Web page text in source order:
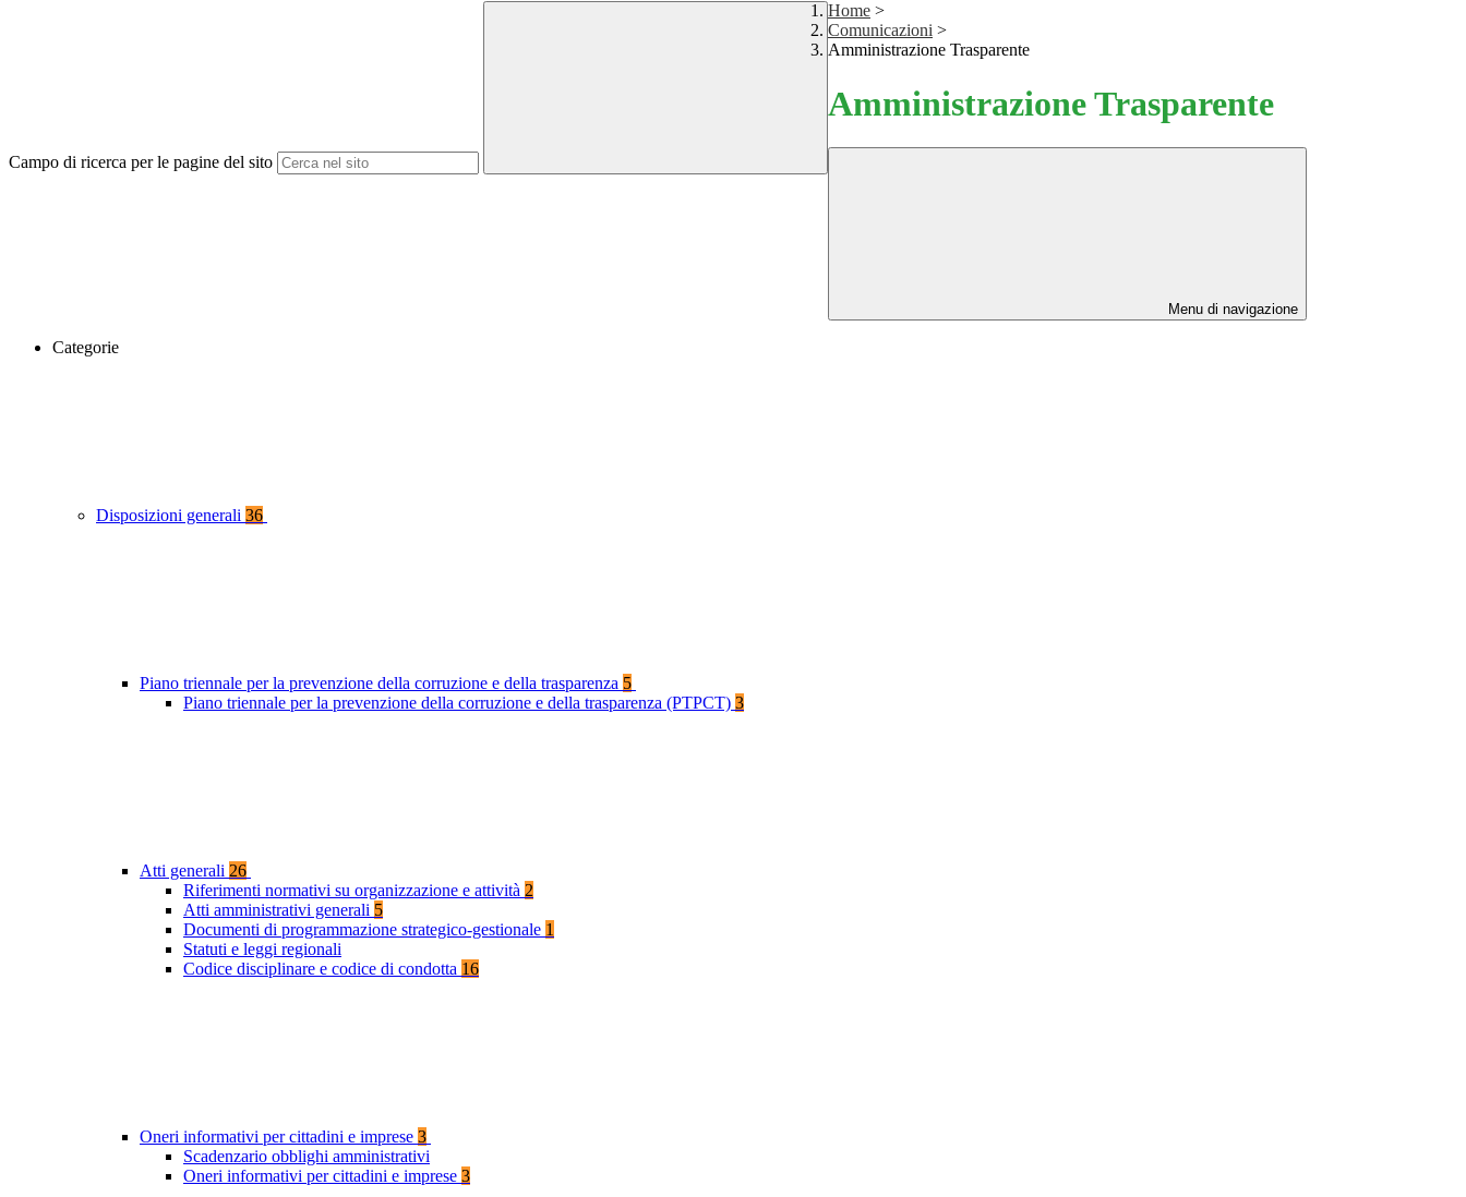
Campo di ricerca per le pagine del sito
Home >
Comunicazioni >
Amministrazione Trasparente
Amministrazione Trasparente
Menu di navigazione
Categorie
Disposizioni generali 36
Piano triennale per la prevenzione della corruzione e della trasparenza 5
Piano triennale per la prevenzione della corruzione e della trasparenza (PTPCT) 3
Atti generali 26
Riferimenti normativi su organizzazione e attività 2
Atti amministrativi generali 5
Documenti di programmazione strategico-gestionale 1
Statuti e leggi regionali
Codice disciplinare e codice di condotta 16
Oneri informativi per cittadini e imprese 3
Scadenzario obblighi amministrativi
Oneri informativi per cittadini e imprese 3